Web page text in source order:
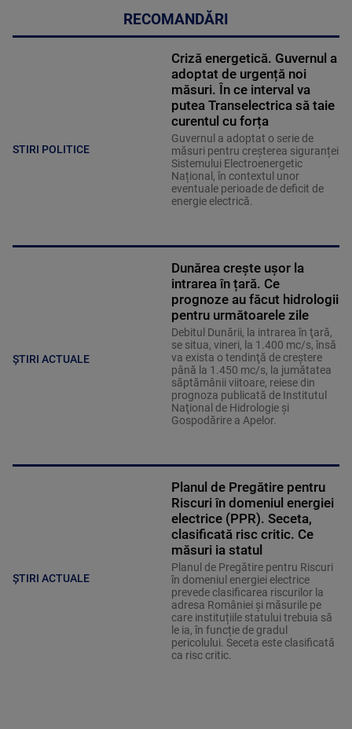
RECOMANDĂRI
STIRI POLITICE
Criză energetică. Guvernul a
adoptat de urgență noi
măsuri. În ce interval va
putea Transelectrica să taie
curentul cu forța
Guvernul a adoptat o serie de
măsuri pentru creșterea siguranței
Sistemului Electroenergetic
Național, în contextul unor
eventuale perioade de deficit de
energie electrică.
ȘTIRI ACTUALE
Dunărea crește ușor la
intrarea în țară. Ce
prognoze au făcut hidrologii
pentru următoarele zile
Debitul Dunării, la intrarea în ţară,
se situa, vineri, la 1.400 mc/s, însă
va exista o tendinţă de creştere
până la 1.450 mc/s, la jumătatea
săptămânii viitoare, reiese din
prognoza publicată de Institutul
Naţional de Hidrologie şi
Gospodărire a Apelor.
ȘTIRI ACTUALE
Planul de Pregătire pentru
Riscuri în domeniul energiei
electrice (PPR). Seceta,
clasificată risc critic. Ce
măsuri ia statul
Planul de Pregătire pentru Riscuri
în domeniul energiei electrice
prevede clasificarea riscurilor la
adresa României și măsurile pe
care instituțiile statului trebuia să
le ia, în funcție de gradul
pericolului. Seceta este clasificată
ca risc critic.